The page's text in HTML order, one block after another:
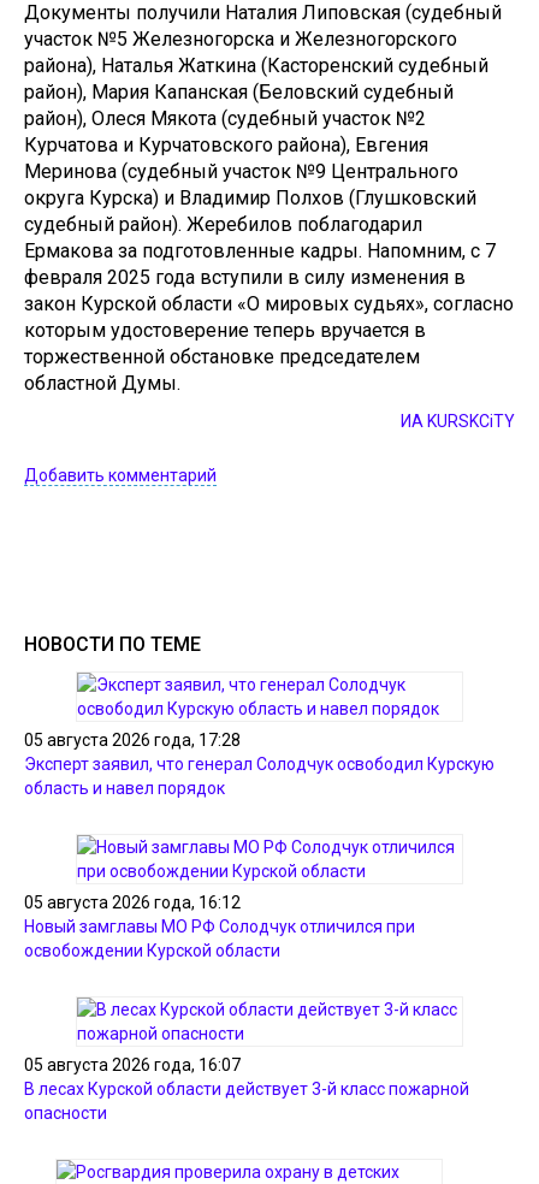
Документы получили Наталия Липовская (судебный
участок №5 Железногорска и Железногорского
района), Наталья Жаткина (Касторенский судебный
район), Мария Капанская (Беловский судебный
район), Олеся Мякота (судебный участок №2
Курчатова и Курчатовского района), Евгения
Меринова (судебный участок №9 Центрального
округа Курска) и Владимир Полхов (Глушковский
судебный район). Жеребилов поблагодарил
Ермакова за подготовленные кадры. Напомним, с 7
февраля 2025 года вступили в силу изменения в
закон Курской области «О мировых судьях», согласно
которым удостоверение теперь вручается в
торжественной обстановке председателем
областной Думы.
ИА KURSKCiTY
Добавить комментарий
НОВОСТИ ПО ТЕМЕ
05 августа 2026 года, 17:28
Эксперт заявил, что генерал Солодчук освободил Курскую
область и навел порядок
05 августа 2026 года, 16:12
Новый замглавы МО РФ Солодчук отличился при
освобождении Курской области
05 августа 2026 года, 16:07
В лесах Курской области действует 3-й класс пожарной
опасности